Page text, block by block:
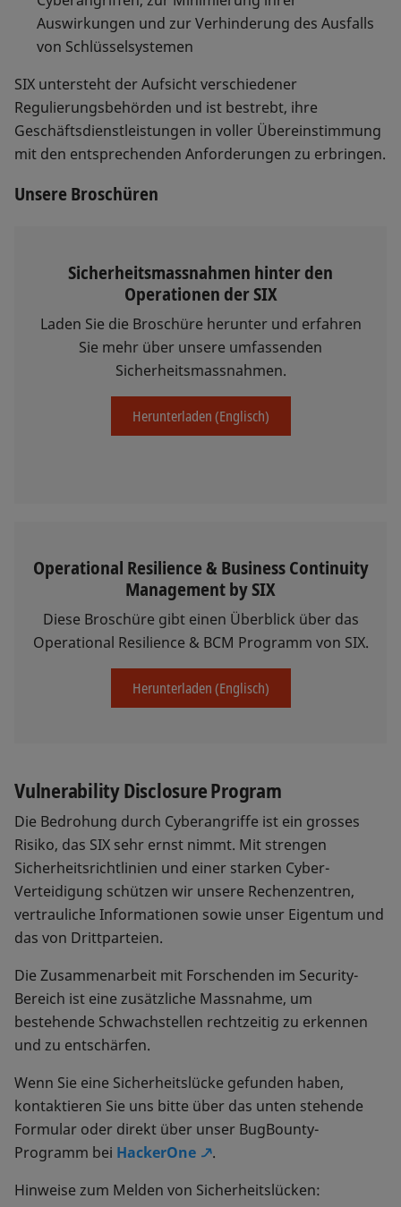
Auswirkungen und zur Verhinderung des Ausfalls
von Schlüsselsystemen
SIX untersteht der Aufsicht verschiedener
Regulierungsbehörden und ist bestrebt, ihre
Geschäftsdienstleistungen in voller Übereinstimmung
mit den entsprechenden Anforderungen zu erbringen.
Unsere Broschüren
Sicherheitsmassnahmen hinter den
Operationen der SIX
Laden Sie die Broschüre herunter und erfahren
Sie mehr über unsere umfassenden
Sicherheitsmassnahmen.
Herunterladen (Englisch)
Operational Resilience & Business Continuity
Management by SIX
Diese Broschüre gibt einen Überblick über das
Operational Resilience & BCM Programm von SIX.
Herunterladen (Englisch)
Vulnerability Disclosure Program
Die Bedrohung durch Cyberangriffe ist ein grosses
Risiko, das SIX sehr ernst nimmt. Mit strengen
Sicherheitsrichtlinien und einer starken Cyber-
Verteidigung schützen wir unsere Rechenzentren,
vertrauliche Informationen sowie unser Eigentum und
das von Drittparteien.
Die Zusammenarbeit mit Forschenden im Security-
Bereich ist eine zusätzliche Massnahme, um
bestehende Schwachstellen rechtzeitig zu erkennen
und zu entschärfen.
Wenn Sie eine Sicherheitslücke gefunden haben,
kontaktieren Sie uns bitte über das unten stehende
Formular oder direkt über unser BugBounty-
Programm bei HackerOne
.
Hinweise zum Melden von Sicherheitslücken: